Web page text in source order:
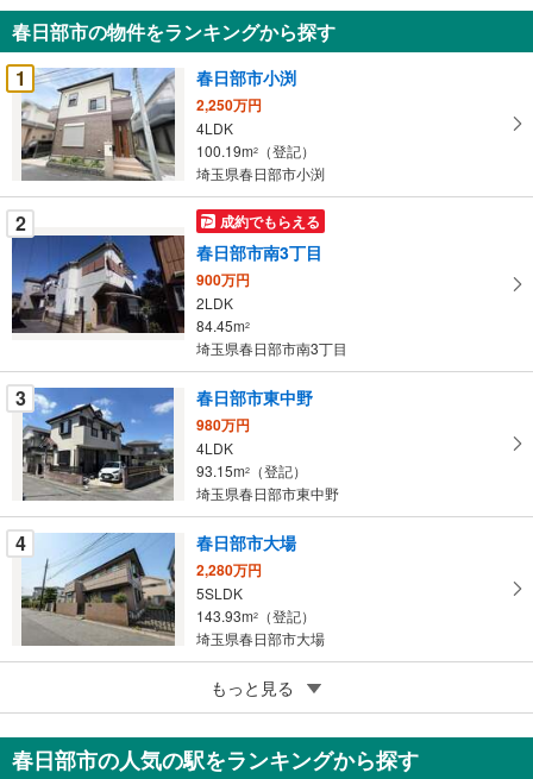
知
を
受
け
取
る
・
条
件
マ
イ
ペ
ジ
に
保
存
す
る
春日部市の物件をランキングから探す
1
春日部市小渕
2,250万円
4LDK
100.19m2
（登記）
埼玉県春日部市小渕
2 成約でもらえる
春日部市南3丁目
900万円
2LDK
84.45m2
埼玉県春日部市南3丁目
3 春日部市東中野
980万円
4LDK
93.15m2
（登記）
埼玉県春日部市東中野
4 春日部市大場
2,280万円
5SLDK
143.93m2
（登記）
埼玉県春日部市大場
成約でもらえる
春日部市小渕
1,980万円
4LDK
もっと見る
春日部市の人気の駅をランキングから探す